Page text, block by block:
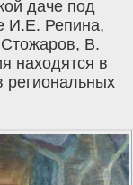
даче под
И.Е. Репина,
В.
находятся в
региональных